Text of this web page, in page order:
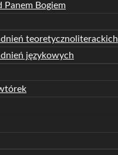
Panem Bogiem
teoretycznoliterackich
językowych